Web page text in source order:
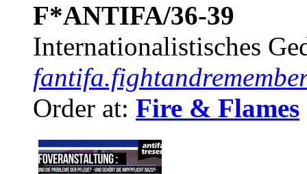
F*ANTIFA/36-39
Internationalistisches
Order at: Fire & Flames